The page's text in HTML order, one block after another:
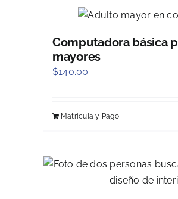
Computadora básica
mayores
$140.00
Matrícula y Pago